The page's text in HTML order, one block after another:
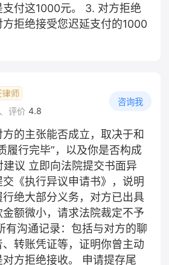
付这1000元。 3. 对方拒绝
拒绝接受您迟延支付的1000
评价 4.8
咨询我
的主张能否成立，取决于和
履行完毕”，以及你是否构成
建议 立即向法院提交书面异
《执行异议申请书》，说明
绝大部分义务，对方已出具
额微小，请求法院裁定不予
有沟通记录：包括与对方的聊
转账凭证等，证明你曾主动
方拒绝接收。 申请提存尾